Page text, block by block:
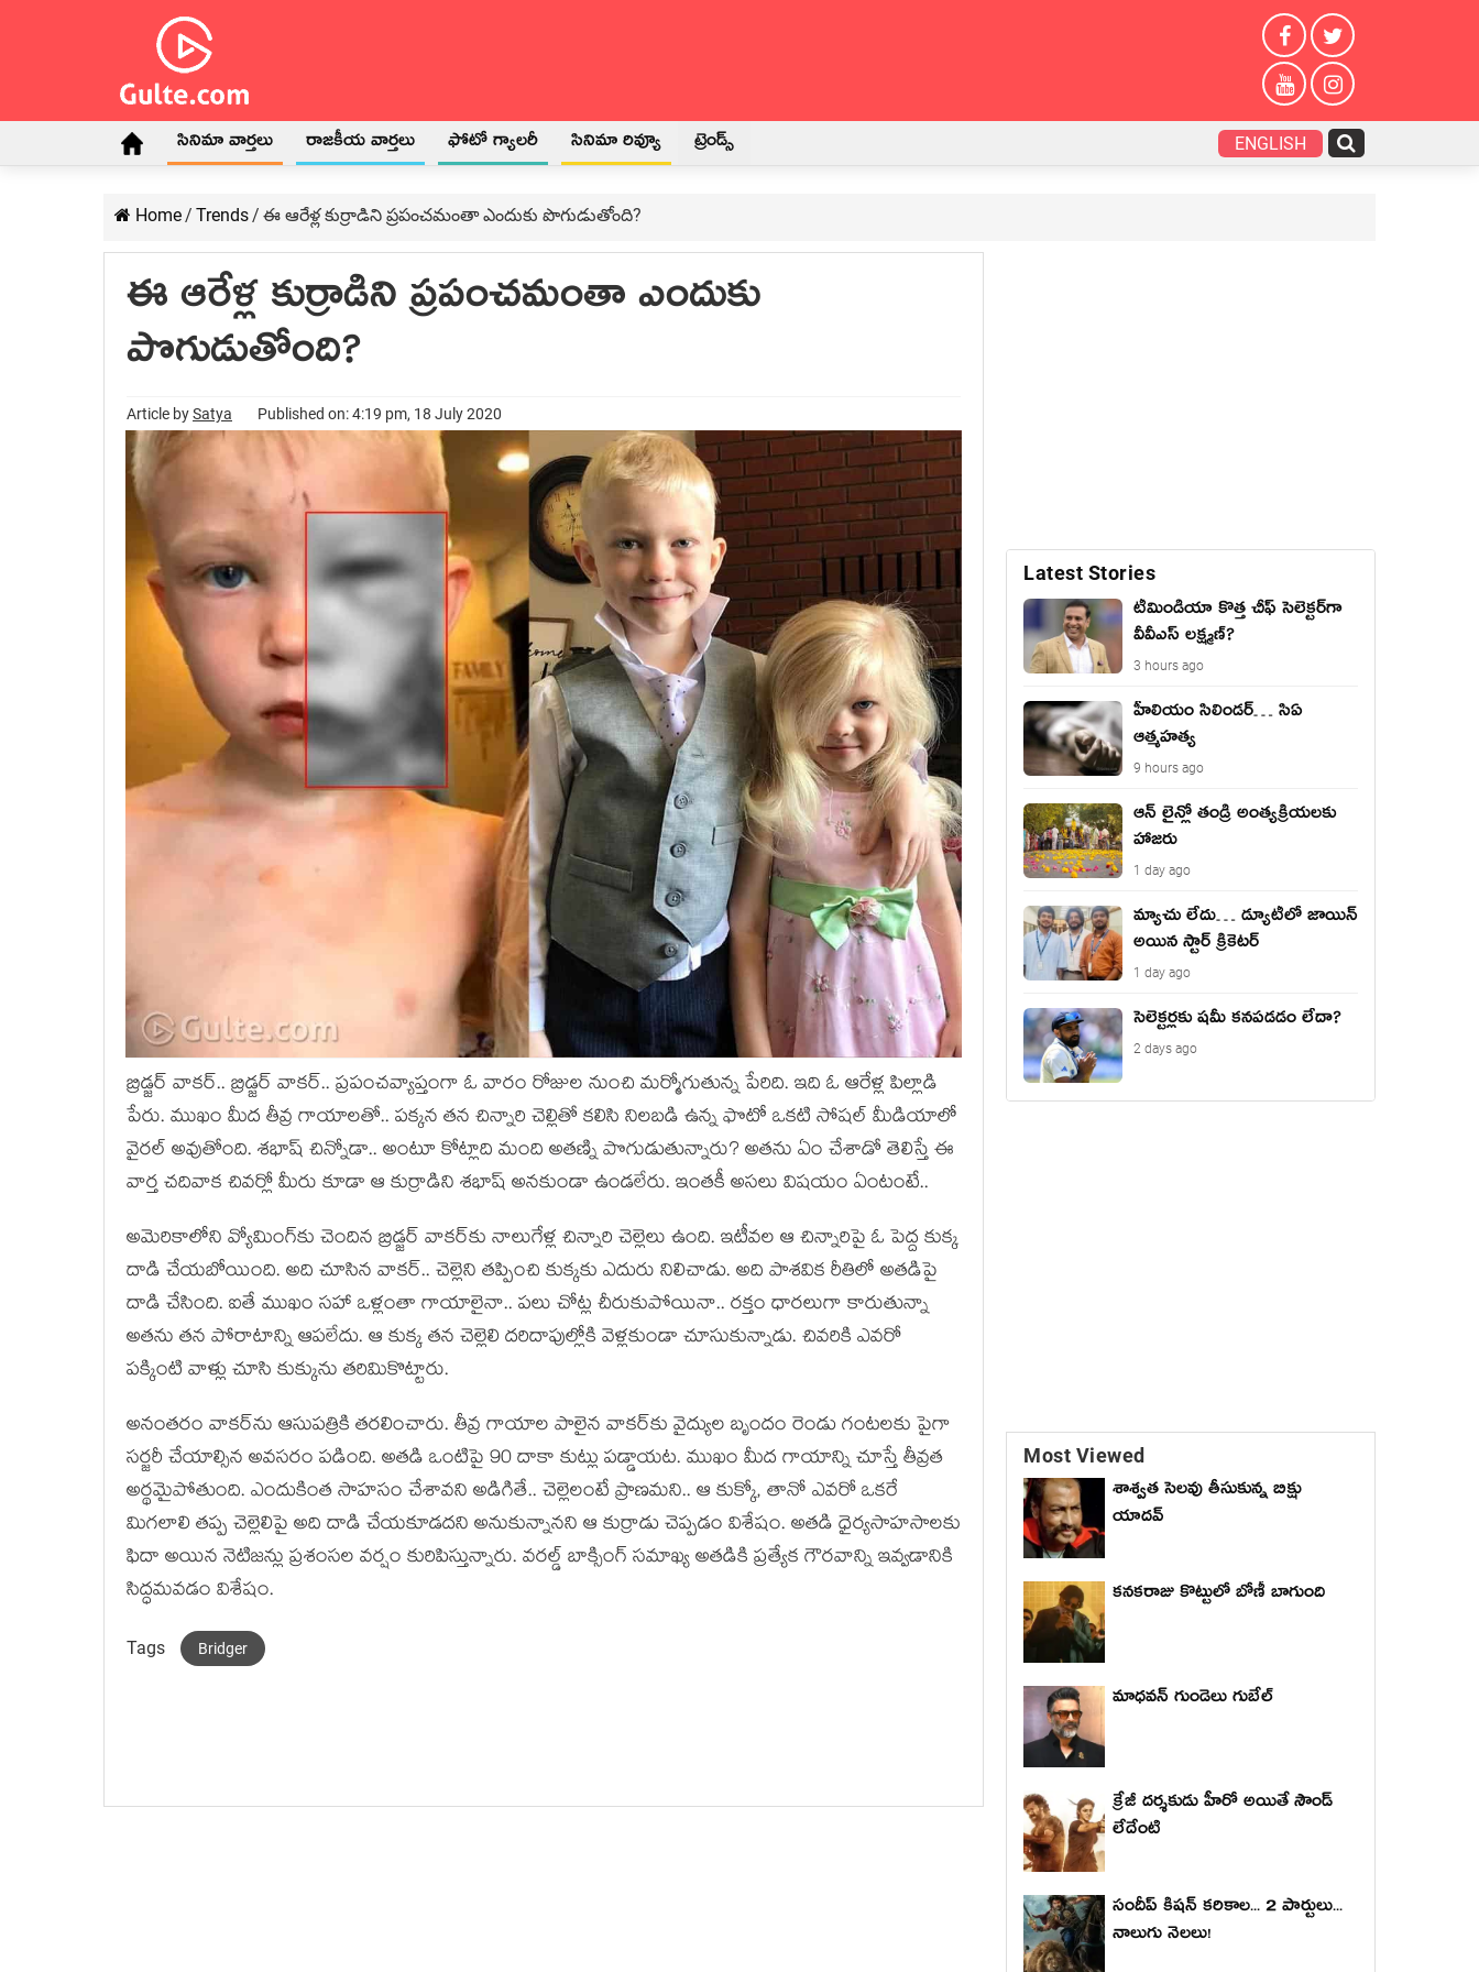
సినిమా వార్తలు రాజకీయ వార్తలు ఫోటో గ్యాలరీ సినిమా రివ్యూ ట్రెండ్స్ ENGLISH
Home/ Trends/ ఈ ఆరేళ్ల కుర్రాడిని ప్రపంచమంతా ఎందుకు పొగుడుతోంది?
ఈ ఆరేళ్ల కుర్రాడిని ప్రపంచమంతా ఎందుకు
పొగుడుతోంది?
Article bySatya Published on: 4:19 pm, 18 July 2020
బ్రిడ్జర్ వాకర్.. బ్రిడ్జర్ వాకర్.. ప్రపంచవ్యాప్తంగా ఓ వారం రోజుల నుంచి మర్మోగుతున్న పేరిది. ఇది ఓ ఆరేళ్ల పిల్లాడి
పేరు. ముఖం మీద తీవ్ర గాయాలతో.. పక్కన తన చిన్నారి చెల్లితో కలిసి నిలబడి ఉన్న ఫొటో ఒకటి సోషల్ మీడియాలో
వైరల్ అవుతోంది. శభాష్ చిన్నోడా.. అంటూ కోట్లాది మంది అతణ్ని పొగుడుతున్నారు? అతను ఏం చేశాడో తెలిస్తే ఈ
వార్త చదివాక చివర్లో మీరు కూడా ఆ కుర్రాడిని శభాష్ అనకుండా ఉండలేరు. ఇంతకీ అసలు విషయం ఏంటంటే..
అమెరికాలోని వ్యోమింగ్‌కు చెందిన బ్రిడ్జర్ వాకర్‌కు నాలుగేళ్ల చిన్నారి చెల్లెలు ఉంది. ఇటీవల ఆ చిన్నారిపై ఓ పెద్ద కుక్క
దాడి చేయబోయింది. అది చూసిన వాకర్.. చెల్లెని తప్పించి కుక్కకు ఎదురు నిలిచాడు. అది పాశవిక రీతిలో అతడిపై
దాడి చేసింది. ఐతే ముఖం సహా ఒళ్లంతా గాయాలైనా.. పలు చోట్ల చీరుకుపోయినా.. రక్తం ధారలుగా కారుతున్నా
అతను తన పోరాటాన్ని ఆపలేదు. ఆ కుక్క తన చెల్లెలి దరిదాపుల్లోకి వెళ్లకుండా చూసుకున్నాడు. చివరికి ఎవరో
పక్కింటి వాళ్లు చూసి కుక్కును తరిమికొట్టారు.
అనంతరం వాకర్‌ను ఆసుపత్రికి తరలించారు. తీవ్ర గాయాల పాలైన వాకర్‌కు వైద్యుల బృందం రెండు గంటలకు పైగా
సర్జరీ చేయాల్సిన అవసరం పడింది. అతడి ఒంటిపై 90 దాకా కుట్లు పడ్డాయట. ముఖం మీద గాయాన్ని చూస్తే తీవ్రత
అర్థమైపోతుంది. ఎందుకింత సాహసం చేశావని అడిగితే.. చెల్లెలంటే ప్రాణమని.. ఆ కుక్కో, తానో ఎవరో ఒకరే
మిగలాలి తప్ప చెల్లెలిపై అది దాడి చేయకూడదని అనుకున్నానని ఆ కుర్రాడు చెప్పడం విశేషం. అతడి ధైర్యసాహసాలకు
ఫిదా అయిన నెటిజన్లు ప్రశంసల వర్షం కురిపిస్తున్నారు. వరల్డ్ బాక్సింగ్ సమాఖ్య అతడికి ప్రత్యేక గౌరవాన్ని ఇవ్వడానికి
సిద్ధమవడం విశేషం.
Tags Bridger
Latest Stories
టీమిండియా కొత్త చీఫ్ సెలెక్టర్‌గా
వీవీఎస్ లక్ష్మణ్?
3 hours ago
హీలియం సిలిండర్… సిఏ
ఆత్మహత్య
9 hours ago
ఆన్ లైన్లో తండ్రి అంత్యక్రియలకు
హాజరు
1 day ago
మ్యాచు లేదు… డ్యూటీలో జాయిన్
అయిన స్టార్ క్రికెటర్
1 day ago
సెలెక్టర్లకు షమీ కనపడడం లేదా?
2 days ago
Most Viewed
శాశ్వత సెలవు తీసుకున్న బిక్షు
యాదవ్
కనకరాజు కొట్టులో బోణీ బాగుంది
మాధ‌వ‌న్ గుండెలు గుబేల్‌
క్రేజీ దర్శకుడు హీరో అయితే సౌండ్
లేదేంటి
సందీప్ కిషన్ కరికాల... 2 పార్టులు...
నాలుగు నెలలు!